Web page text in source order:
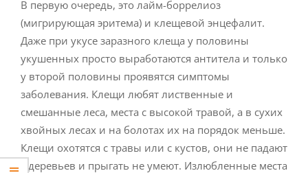
В первую очередь, это лайм-боррелиоз
(мигрирующая эритема) и клещевой энцефалит.
Даже при укусе заразного клеща у половины
укушенных просто выработаются антитела и только
у второй половины проявятся симптомы
заболевания. Клещи любят лиственные и
смешанные леса, места с высокой травой, а в сухих
хвойных лесах и на болотах их на порядок меньше.
Клещи охотятся с травы или с кустов, они не падают
с деревьев и прыгать не умеют. Излюбленные места